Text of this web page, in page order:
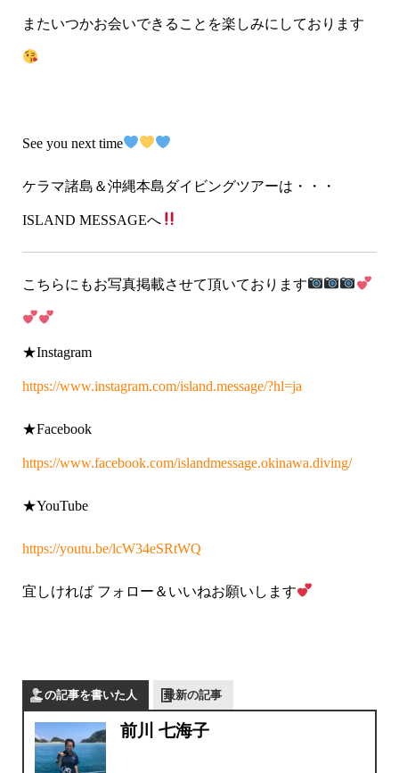
またいつかお会いできることを楽しみにしております
See you next time
ケラマ諸島＆沖縄本島ダイビングツアーは・・・
ISLAND MESSAGEへ
こちらにもお写真掲載させて頂いております
★Instagram
https://www.instagram.com/island.message/?hl=ja
★Facebook
https://www.facebook.com/islandmessage.okinawa.diving/
★YouTube
https://youtu.be/lcW34eSRtWQ
宜しければ フォロー＆いいねお願いします
この記事を書いた人 最新の記事
前川 七海子